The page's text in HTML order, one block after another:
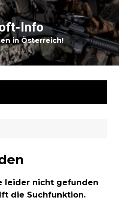
Info
in Österreich!
leider nicht gefunden
die Suchfunktion.